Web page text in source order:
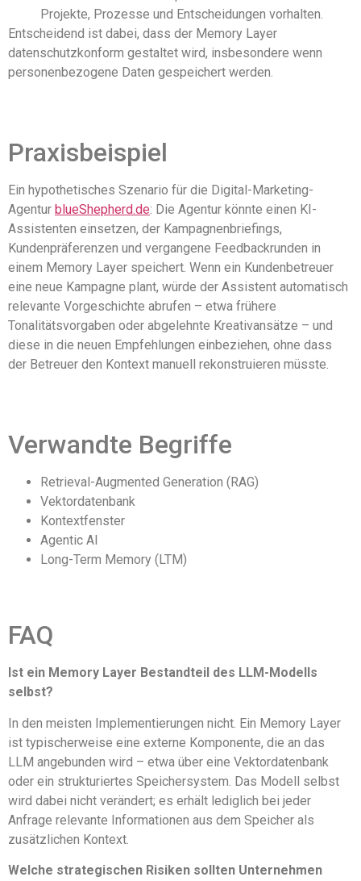
Projekte, Prozesse und Entscheidungen vorhalten.
Entscheidend ist dabei, dass der Memory Layer
datenschutzkonform gestaltet wird, insbesondere wenn
personenbezogene Daten gespeichert werden.
Praxisbeispiel
Ein hypothetisches Szenario für die Digital-Marketing-
Agentur blueShepherd.de: Die Agentur könnte einen KI-
Assistenten einsetzen, der Kampagnenbriefings,
Kundenpräferenzen und vergangene Feedbackrunden in
einem Memory Layer speichert. Wenn ein Kundenbetreuer
eine neue Kampagne plant, würde der Assistent automatisch
relevante Vorgeschichte abrufen – etwa frühere
Tonalitätsvorgaben oder abgelehnte Kreativansätze – und
diese in die neuen Empfehlungen einbeziehen, ohne dass
der Betreuer den Kontext manuell rekonstruieren müsste.
Verwandte Begriffe
Retrieval-Augmented Generation (RAG)
Vektordatenbank
Kontextfenster
Agentic AI
Long-Term Memory (LTM)
FAQ
Ist ein Memory Layer Bestandteil des LLM-Modells
selbst?
In den meisten Implementierungen nicht. Ein Memory Layer
ist typischerweise eine externe Komponente, die an das
LLM angebunden wird – etwa über eine Vektordatenbank
oder ein strukturiertes Speichersystem. Das Modell selbst
wird dabei nicht verändert; es erhält lediglich bei jeder
Anfrage relevante Informationen aus dem Speicher als
zusätzlichen Kontext.
Welche strategischen Risiken sollten Unternehmen